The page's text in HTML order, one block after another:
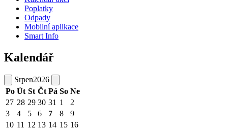
Poplatky
Odpady
Mobilní aplikace
Smart Info
Kalendář
Srpen2026
Po Út St Čt Pá So Ne
27 28 29 30 31 1
2
3
4 5 6 7 8
9
10 11 12 13 14 15 16